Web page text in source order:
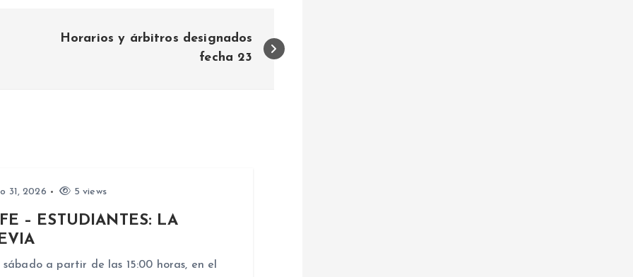
Horarios y árbitros designados
fecha 23
31, 2026 5 views
– ESTUDIANTES: LA
sábado a partir de las 15:00 horas, en el